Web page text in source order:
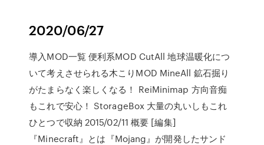
2020/06/27
導入MOD一覧 便利系MOD CutAll 地球温暖化につ
いて考えさせられる木こりMOD MineAll 鉱石掘り
がたまらなく楽しくなる！ ReiMinimap 方向音痴
もこれで安心！ StorageBox 大量の丸いしもこれ
ひとつで収納 2015/02/11 概要 [編集]
『Minecraft』とは『Mojang』が開発したサンド